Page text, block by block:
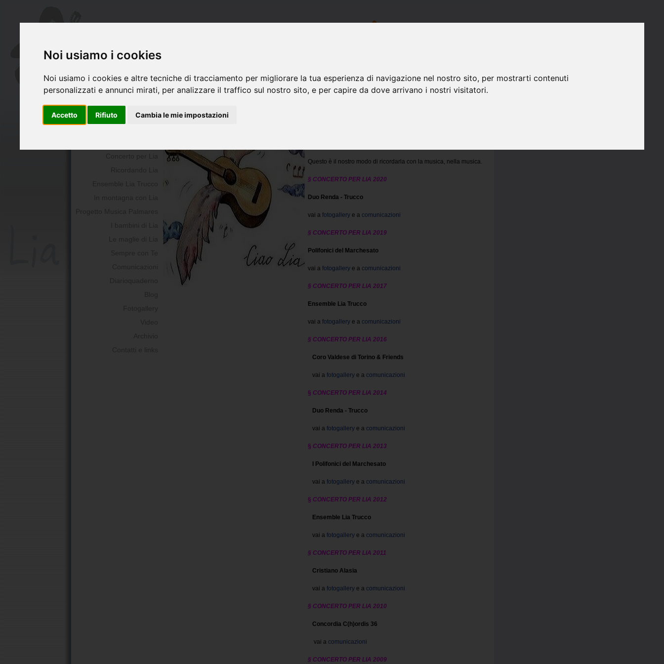
Noi usiamo i cookies
Noi usiamo i cookies e altre tecniche di tracciamento per migliorare la tua esperienza di navigazione nel nostro sito, per mostrarti contenuti
personalizzati e annunci mirati, per analizzare il traffico sul nostro sito, e per capire da dove arrivano i nostri visitatori.
Accetto Rifiuto Cambia le mie impostazioni
Il Libro di Lia
Home > Concerto per Lia
Questo è il nostro modo di ricordarla con la musica, nella musica.
§ CONCERTO PER LIA 2020
Duo Renda - Trucco
vai a fotogallery e a comunicazioni
§ CONCERTO PER LIA 2019
Polifonici del Marchesato
vai a fotogallery e a comunicazioni
§ CONCERTO PER LIA 2017
Ensemble Lia Trucco
vai a fotogallery e a comunicazioni
§ CONCERTO PER LIA 2016
Coro Valdese di Torino & Friends
vai a fotogallery e a comunicazioni
§ CONCERTO PER LIA 2014
Duo Renda - Trucco
vai a fotogallery e a comunicazioni
§ CONCERTO PER LIA 2013
I Polifonici del Marchesato
vai a fotogallery e a comunicazioni
§ CONCERTO PER LIA 2012
Ensemble Lia Trucco
vai a fotogallery e a comunicazioni
§ CONCERTO PER LIA 2011
Cristiano Alasia
vai a fotogallery e a comunicazioni
§ CONCERTO PER LIA 2010
Concordia C(h)ordis 36
vai a comunicazioni
§ CONCERTO PER LIA 2009